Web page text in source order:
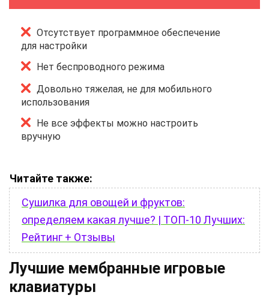
Отсутствует программное обеспечение
для настройки
Нет беспроводного режима
Довольно тяжелая, не для мобильного
использования
Не все эффекты можно настроить
вручную
Читайте также:
Сушилка для овощей и фруктов:
определяем какая лучше? | ТОП-10 Лучших:
Рейтинг + Отзывы
Лучшие мембранные игровые
клавиатуры